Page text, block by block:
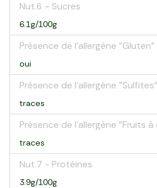
Nut.6 - Sucres
6.1g/100g
Présence de l'allergène "Gluten"
oui
Présence de l'allergène "Sulfites"
traces
Présence de l'allergène "Fruits
traces
Nut.7 - Protéines
3.9g/100g